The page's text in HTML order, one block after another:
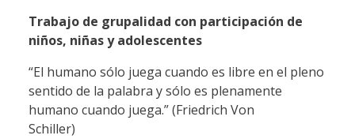
Trabajo de grupalidad con participación de
niños, niñas y adolescentes
“El humano sólo juega cuando es libre en el pleno
sentido de la palabra y sólo es plenamente
humano cuando juega.” (Friedrich Von
Schiller)